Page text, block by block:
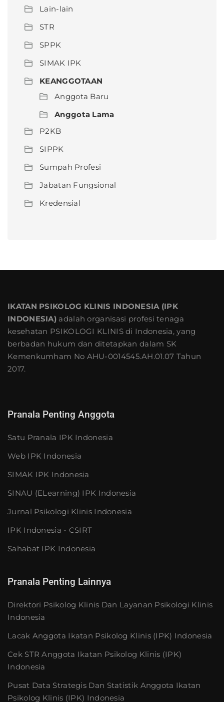
Lain-lain
STR
SPPK
SIMAK IPK
KEANGGOTAAN
Anggota Baru
Anggota Lama
P2KB
SIPPK
Sumpah Profesi
Jabatan Fungsional
Kredensial
IKATAN PSIKOLOG KLINIS INDONESIA (IPK
INDONESIA) adalah organisasi profesi tenaga
kesehatan PSIKOLOGI KLINIS di Indonesia, yang
berbadan hukum dan ditetapkan dalam SK
Kemenkumham No AHU-0014545.AH.01.07 Tahun
2017.
Pranala Penting Anggota
Satu Pranala IPK Indonesia
Web IPK Indonesia
SIMAK IPK Indonesia
SINAU (eLearning) IPK Indonesia
Jurnal Psikologi Klinis Indonesia
IPK Indonesia - CSIRT
Sahabat IPK Indonesia
Pranala Penting Lainnya
Direktori Psikolog Klinis Dan Layanan Psikologi Klinis
Indonesia
Lacak Anggota Ikatan Psikolog Klinis (IPK) Indonesia
Cek STR Anggota Ikatan Psikolog Klinis (IPK)
Indonesia
Pusat Data Strategis Dan Statistik Anggota Ikatan
Psikolog Klinis (IPK) Indonesia